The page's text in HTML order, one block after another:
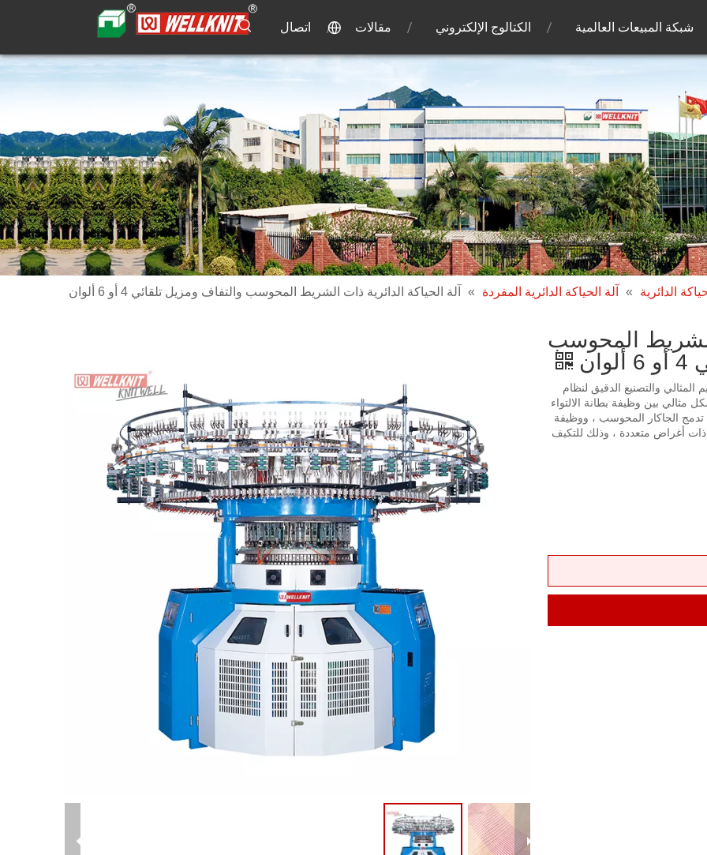
شبكة المبيعات العالمية الكتالوج الإلكتروني مقالات اتصال
الدائرية » آلة الحياكة الدائرية المفردة » آلة الحياكة الدائرية ذات الشريط المحوسب والتفاف ومزيل تلقائي 4 أو 6 ألوان
الشريط المحوسب
والتصنيع الدقيق لنظام
مثالي بين وظيفة بطانة الالتواء
تدمج الجاكار المحوسب ، ووظيفة
ذات أغراض متعددة ، وذلك للتكيف